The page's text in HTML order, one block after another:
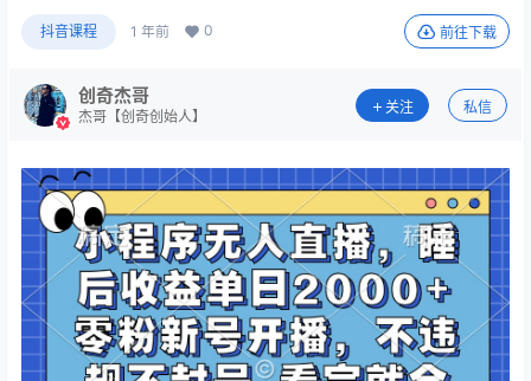
抖音课程 1 年前 0 前往下载
创奇杰哥
杰哥【创奇创始人】
关注 私信